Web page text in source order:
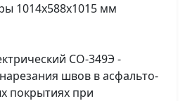
1014x588x1015 мм
СО-349Э -
швов в асфальто-
покрытиях при